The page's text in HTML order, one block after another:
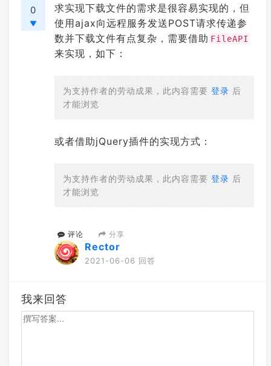
0
求实现下载文件的需求是很容易实现的，但
使用ajax向远程服务发送POST请求传递参
数并下载文件有点复杂，需要借助 FileAPI
来实现，如下：
为支持作者的劳动成果，此内容需要 登录 后
才能浏览
或者借助jQuery插件的实现方式：
为支持作者的劳动成果，此内容需要 登录 后
才能浏览
评论 分享
Rector
2021-06-06 回答
我来回答